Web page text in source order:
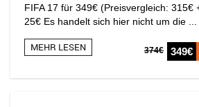
FIFA 17 für 349€ (Preisvergleich: 315€
25€ Es handelt sich hier nicht um die ...
MEHR LESEN 374€ 349€